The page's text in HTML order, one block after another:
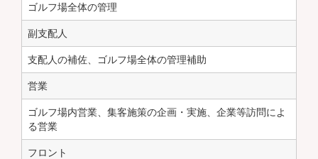
ゴルフ場全体の管理
副支配人
支配人の補佐、ゴルフ場全体の管理補助
営業
ゴルフ場内営業、集客施策の企画・実施、企業等訪問によ
る営業
フロント